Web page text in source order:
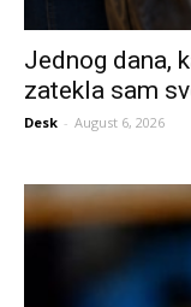
Jednog dana,
zatekla sam
Desk - August 6, 2026